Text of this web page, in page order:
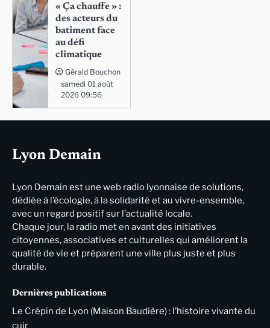
« Ça chauffe » :
des acteurs du
batiment face
au défi
climatique
Gérald Bouchon
samedi 01 août
2026 09:56
Lyon Demain
Lyon Demain est une web radio lyonnaise de solutions,
dédiée à l’écologie, à la solidarité et au vivre-ensemble,
avec un regard positif sur l’actualité locale.
Chaque jour, la radio met en avant des initiatives
citoyennes, associatives et culturelles qui améliorent la
qualité de vie et préparent une ville plus juste et plus
durable.
Dernières publications
Le Crépin de Lyon (Maison Baudière) : l’histoire vivante du
cuir